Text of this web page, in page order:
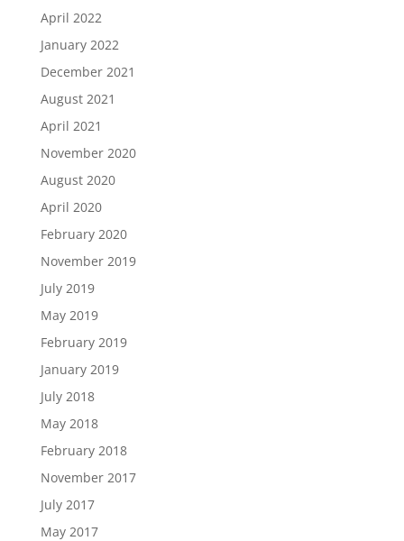
April 2022
January 2022
December 2021
August 2021
April 2021
November 2020
August 2020
April 2020
February 2020
November 2019
July 2019
May 2019
February 2019
January 2019
July 2018
May 2018
February 2018
November 2017
July 2017
May 2017